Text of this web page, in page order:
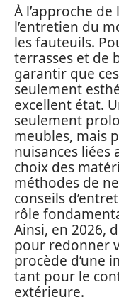
À l’approche
l’entretien du
les fauteuils.
terrasses et de
garantir que
seulement
excellent état.
seulement
meubles, mais
nuisances liées
choix des
méthodes de
conseils
rôle
Ainsi, en 2026,
pour redonner
procède d’une
tant pour le
extérieure.